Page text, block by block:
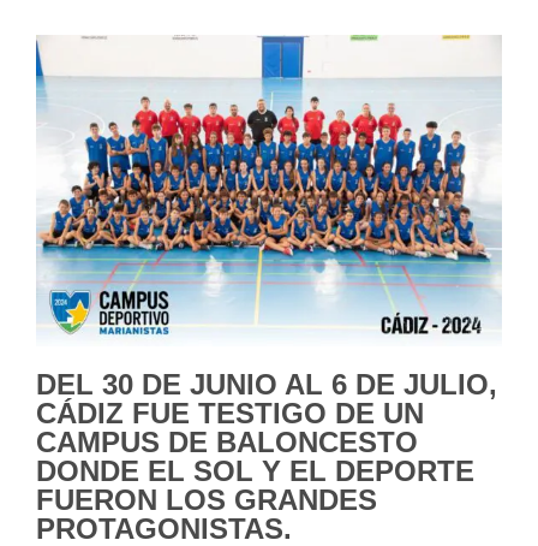
DEL 30 DE JUNIO AL 6 DE JULIO,
CÁDIZ FUE TESTIGO DE UN
CAMPUS DE BALONCESTO
DONDE EL SOL Y EL DEPORTE
FUERON LOS GRANDES
PROTAGONISTAS.